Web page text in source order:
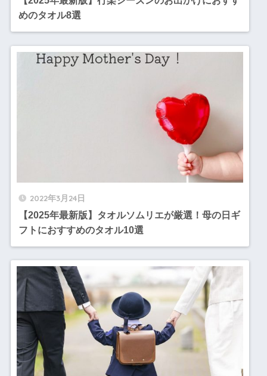
めのタオル8選
2022年3月24日
【2025年最新版】タオルソムリエが厳選！母の日ギ
フトにおすすめのタオル10選